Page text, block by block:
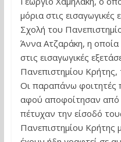
μόρια στις εισαγωγικές
Σχολή του
Άννα Ατζαράκη, η
στις εισαγωγικές
Πανεπιστημίου Κρήτης,
Οι παραπάνω φοιτητές
αφού αποφοίτησαν από
πέτυχαν την είσοδό
Πανεπιστημίου Κρήτης